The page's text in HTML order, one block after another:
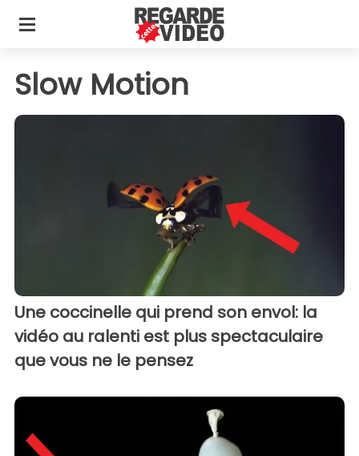
Slow Motion
Une coccinelle qui prend son envol: la
vidéo au ralenti est plus spectaculaire
que vous ne le pensez